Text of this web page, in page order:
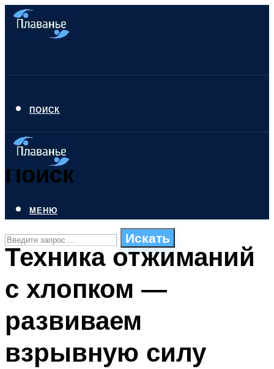
ПОИСК
Поиск
Искать
ПЛАВАНЬЕ ДЛЯ ДЕТЕЙ
БАССЕЙН ДЛЯ ДОМА
МЕНЮ
Техника отжиманий
с хлопком —
развиваем
взрывную силу